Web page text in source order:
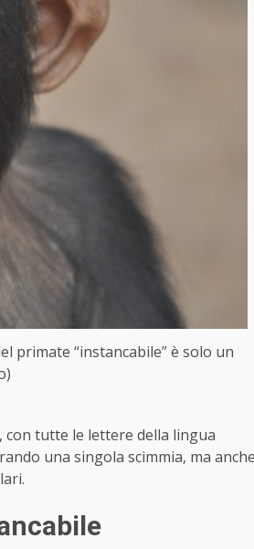
primate “instancabile” è solo un
tutte le lettere della lingua
una singola scimmia, ma